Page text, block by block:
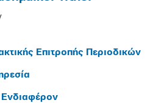
Επιτροπής Περιοδικών
Ενδιαφέρον